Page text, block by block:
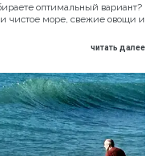
оптимальный вариант?
чистое море, свежие овощи и
читать далее